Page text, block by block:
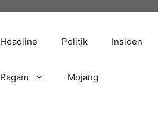
Headline Politik Insiden
Ragam Mojang